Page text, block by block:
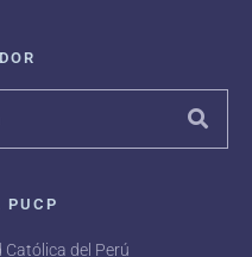
PUCP
del Perú